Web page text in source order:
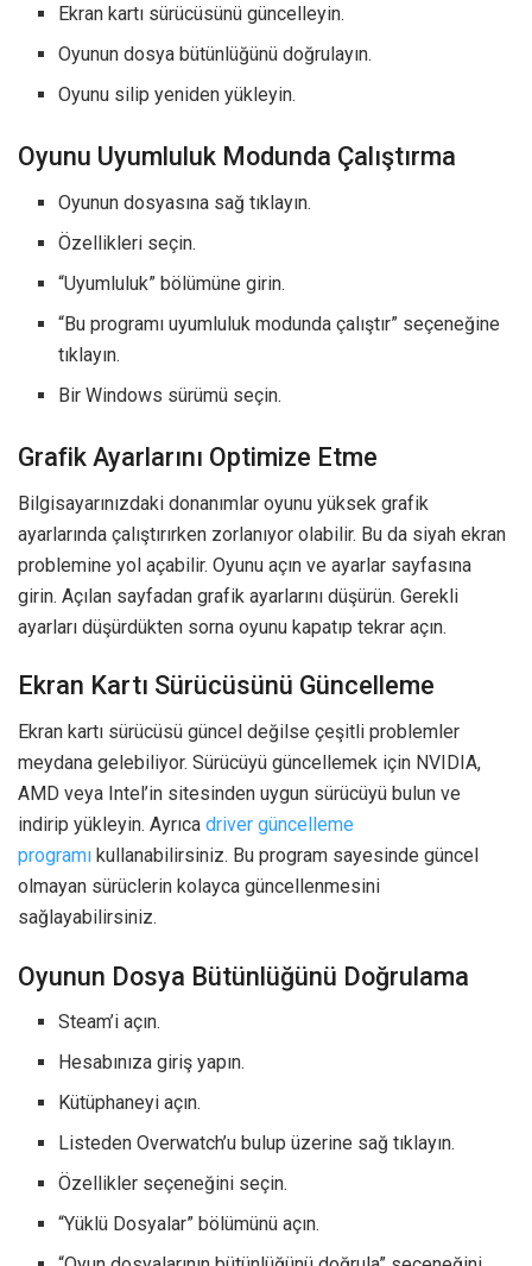
Ekran kartı sürücüsünü güncelleyin.
Oyunun dosya bütünlüğünü doğrulayın.
Oyunu silip yeniden yükleyin.
Oyunu Uyumluluk Modunda Çalıştırma
Oyunun dosyasına sağ tıklayın.
Özellikleri seçin.
“Uyumluluk” bölümüne girin.
“Bu programı uyumluluk modunda çalıştır” seçeneğine
tıklayın.
Bir Windows sürümü seçin.
Grafik Ayarlarını Optimize Etme
Bilgisayarınızdaki donanımlar oyunu yüksek grafik
ayarlarında çalıştırırken zorlanıyor olabilir. Bu da siyah ekran
problemine yol açabilir. Oyunu açın ve ayarlar sayfasına
girin. Açılan sayfadan grafik ayarlarını düşürün. Gerekli
ayarları düşürdükten sorna oyunu kapatıp tekrar açın.
Ekran Kartı Sürücüsünü Güncelleme
Ekran kartı sürücüsü güncel değilse çeşitli problemler
meydana gelebiliyor. Sürücüyü güncellemek için NVIDIA,
AMD veya Intel’in sitesinden uygun sürücüyü bulun ve
indirip yükleyin. Ayrıca driver güncelleme
programı kullanabilirsiniz. Bu program sayesinde güncel
olmayan sürüclerin kolayca güncellenmesini
sağlayabilirsiniz.
Oyunun Dosya Bütünlüğünü Doğrulama
Steam’i açın.
Hesabınıza giriş yapın.
Kütüphaneyi açın.
Listeden Overwatch’u bulup üzerine sağ tıklayın.
Özellikler seçeneğini seçin.
“Yüklü Dosyalar” bölümünü açın.